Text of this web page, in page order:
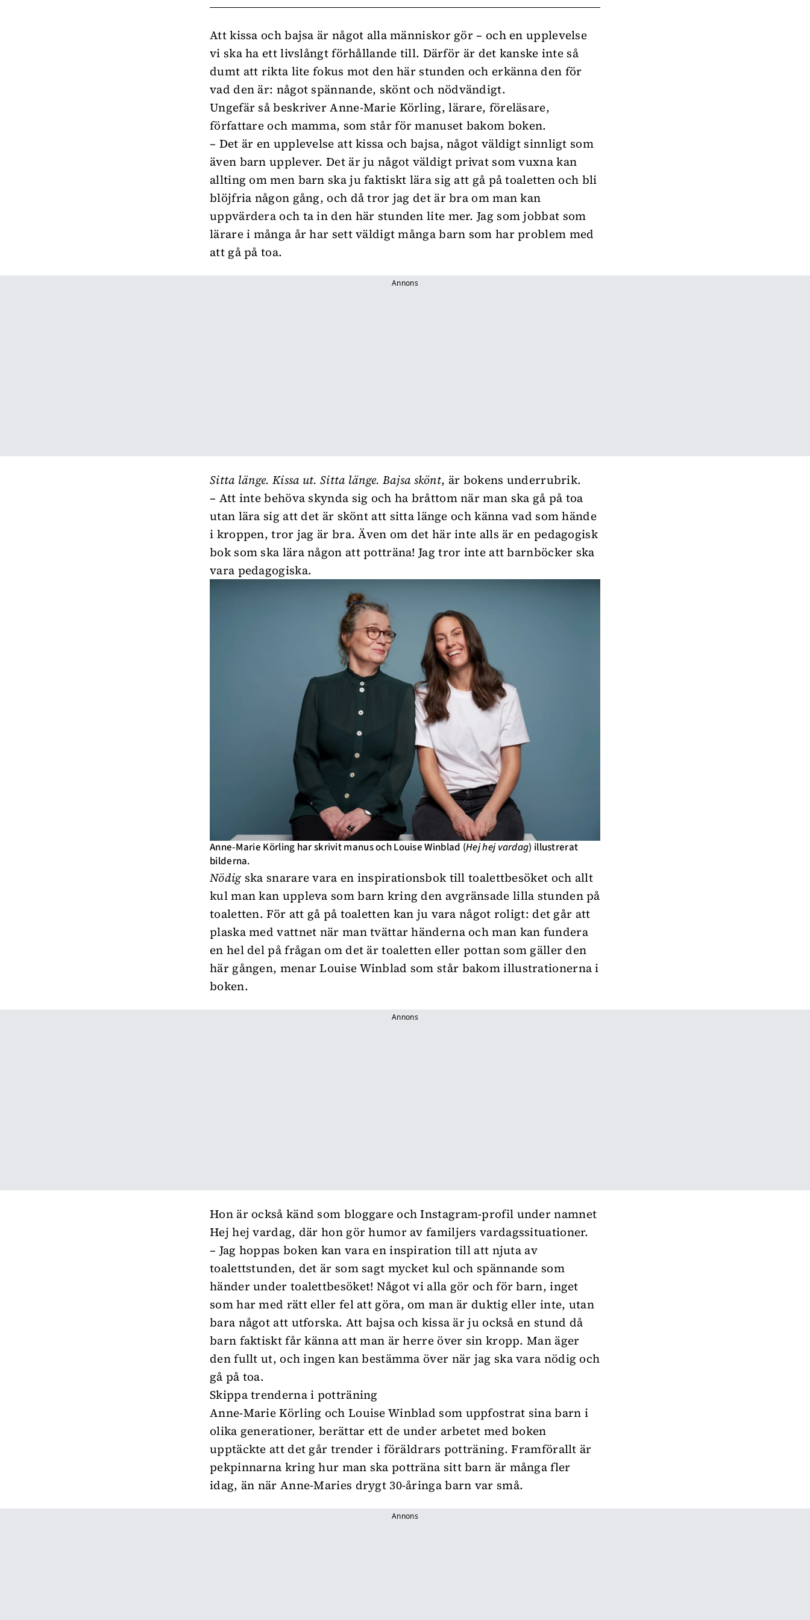
Att kissa och bajsa är något alla människor gör – och en upplevelse
vi ska ha ett livslångt förhållande till. Därför är det kanske inte så
dumt att rikta lite fokus mot den här stunden och erkänna den för
vad den är: något spännande, skönt och nödvändigt.
Ungefär så beskriver Anne-Marie Körling, lärare, föreläsare,
författare och mamma, som står för manuset bakom boken.
– Det är en upplevelse att kissa och bajsa, något väldigt sinnligt som
även barn upplever. Det är ju något väldigt privat som vuxna kan
allting om men barn ska ju faktiskt lära sig att gå på toaletten och bli
blöjfria någon gång, och då tror jag det är bra om man kan
uppvärdera och ta in den här stunden lite mer. Jag som jobbat som
lärare i många år har sett väldigt många barn som har problem med
att gå på toa.
Annons
Sitta länge. Kissa ut. Sitta länge. Bajsa skönt, är bokens underrubrik.
– Att inte behöva skynda sig och ha bråttom när man ska gå på toa
utan lära sig att det är skönt att sitta länge och känna vad som hände
i kroppen, tror jag är bra. Även om det här inte alls är en pedagogisk
bok som ska lära någon att potträna! Jag tror inte att barnböcker ska
vara pedagogiska.
Anne-Marie Körling har skrivit manus och Louise Winblad (Hej hej vardag) illustrerat
bilderna.
Nödig ska snarare vara en inspirationsbok till toalettbesöket och allt
kul man kan uppleva som barn kring den avgränsade lilla stunden på
toaletten. För att gå på toaletten kan ju vara något roligt: det går att
plaska med vattnet när man tvättar händerna och man kan fundera
en hel del på frågan om det är toaletten eller pottan som gäller den
här gången, menar Louise Winblad som står bakom illustrationerna i
boken.
Annons
Hon är också känd som bloggare och Instagram-profil under namnet
Hej hej vardag, där hon gör humor av familjers vardagssituationer.
– Jag hoppas boken kan vara en inspiration till att njuta av
toalettstunden, det är som sagt mycket kul och spännande som
händer under toalettbesöket! Något vi alla gör och för barn, inget
som har med rätt eller fel att göra, om man är duktig eller inte, utan
bara något att utforska. Att bajsa och kissa är ju också en stund då
barn faktiskt får känna att man är herre över sin kropp. Man äger
den fullt ut, och ingen kan bestämma över när jag ska vara nödig och
gå på toa.
Skippa trenderna i potträning
Anne-Marie Körling och Louise Winblad som uppfostrat sina barn i
olika generationer, berättar ett de under arbetet med boken
upptäckte att det går trender i föräldrars potträning. Framförallt är
pekpinnarna kring hur man ska potträna sitt barn är många fler
idag, än när Anne-Maries drygt 30-åringa barn var små.
Annons